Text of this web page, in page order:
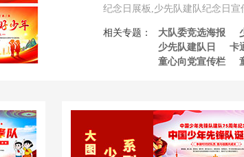
纪念日展板,少先队建队纪念日
相关专题： 大队委竞选海报
少先队建队日
卡
童心向党宣传栏